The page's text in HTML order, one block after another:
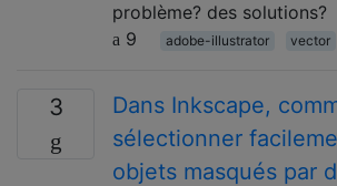
problème? des solutions?
9
adobe-illustrator vector
3
Dans Inkscape,
sélectionner
objets masqués par